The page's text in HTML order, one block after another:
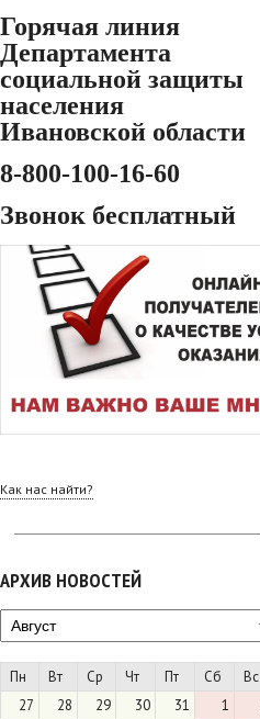
Горячая линия
Департамента
социальной защиты
населения
Ивановской области
8-800-100-16-60
Звонок бесплатный
Как нас найти?
АРХИВ НОВОСТЕЙ
Пн Вт Ср Чт Пт Сб
Вс
27
28 29 30 31 1